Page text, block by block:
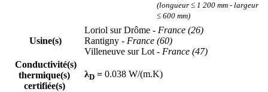
(longueur ≤ 1 200 mm - largeur
≤ 600 mm)
Usine(s)
Loriol sur Drôme - France (26)
Rantigny - France (60)
Villeneuve sur Lot - France (47)
Conductivité(s)
thermique(s)
certifiée(s)
λD = 0.038 W/(m.K)